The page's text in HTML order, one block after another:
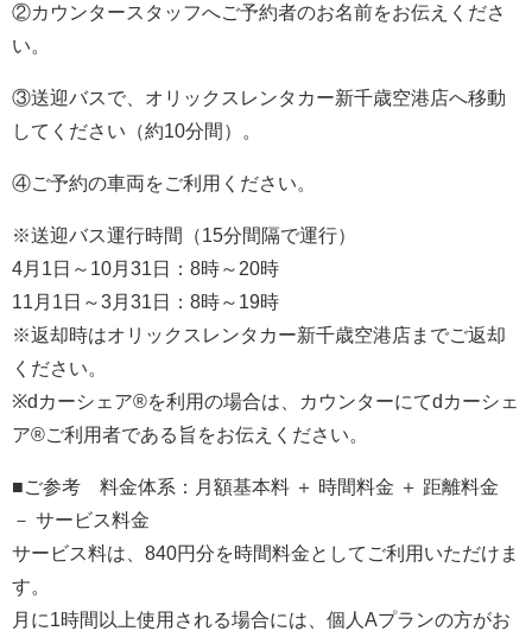
②カウンタースタッフへご予約者のお名前をお伝えくださ
い。
③送迎バスで、オリックスレンタカー新千歳空港店へ移動
してください（約10分間）。
④ご予約の車両をご利用ください。
※送迎バス運行時間（15分間隔で運行）
4月1日～10月31日：8時～20時
11月1日～3月31日：8時～19時
※返却時はオリックスレンタカー新千歳空港店までご返却
ください。
※dカーシェア®を利用の場合は、カウンターにてdカーシェ
ア®ご利用者である旨をお伝えください。
■ご参考 料金体系：月額基本料 ＋ 時間料金 ＋ 距離料金
－ サービス料金
サービス料は、840円分を時間料金としてご利用いただけま
す。
月に1時間以上使用される場合には、個人Aプランの方がお